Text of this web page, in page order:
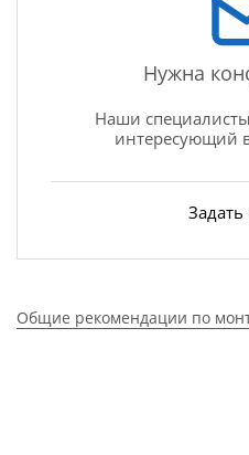
Нужна
Наши
интересующий
Общие рекомендации по